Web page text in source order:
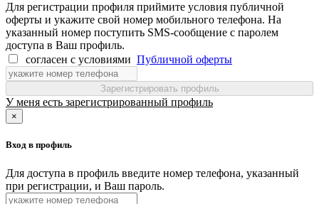
Для регистрации профиля приймите условия публичной
оферты и укажите свой номер мобильного телефона. На
указанный номер поступить SMS-сообщение с паролем
доступа в Ваш профиль.
согласен с условиями Публичной оферты
Зарегистрировать профиль
У меня есть зарегистрированный профиль
×
Вход в профиль
Для доступа в профиль введите номер телефона, указанный
при регистрации, и Ваш пароль.